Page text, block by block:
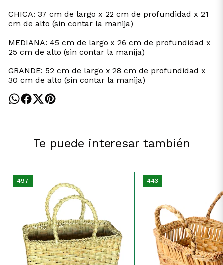
CHICA: 37 cm de largo x 22 cm de profundidad x 21
cm de alto (sin contar la manija)
MEDIANA: 45 cm de largo x 26 cm de profundidad x
25 cm de alto (sin contar la manija)
GRANDE: 52 cm de largo x 28 cm de profundidad x
30 cm de alto (sin contar la manija)
Te puede interesar también
497 443